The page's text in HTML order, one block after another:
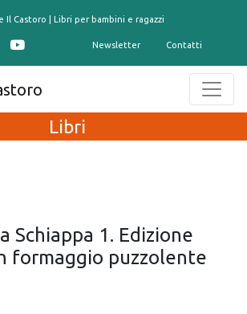
Il Castoro | Libri per bambini e ragazzi
Newsletter Contatti
Libri
Schiappa 1. Edizione
formaggio puzzolente